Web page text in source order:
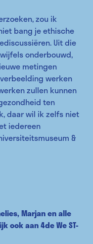
zou ik
bang je ethische
Uit die
onderbouwd,
metingen
werken
zullen kunnen
ten
daar wil ik zelfs niet
iedereen
&
Marjan en alle
ook aan 4de We ST-